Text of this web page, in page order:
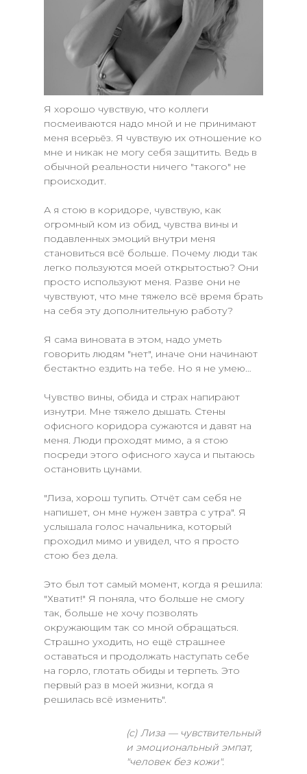
(с) Лиза — чувствительный
и эмоциональный эмпат,
"человек без кожи".
Я хорошо чувствую, что коллеги
посмеиваются надо мной и не принимают
меня всерьёз. Я чувствую их отношение ко
мне и никак не могу себя защитить. Ведь в
обычной реальности ничего "такого" не
происходит.
А я стою в коридоре, чувствую, как
огромный ком из обид, чувства вины и
подавленных эмоций внутри меня
становиться всё больше. Почему люди так
легко пользуются моей открытостью? Они
просто используют меня. Разве они не
чувствуют, что мне тяжело всё время брать
на себя эту дополнительную работу?
Я сама виновата в этом, надо уметь
говорить людям "нет", иначе они начинают
бестактно ездить на тебе. Но я не умею…
Чувство вины, обида и страх напирают
изнутри. Мне тяжело дышать. Стены
офисного коридора сужаются и давят на
меня. Люди проходят мимо, а я стою
посреди этого офисного хауса и пытаюсь
остановить цунами.
"Лиза, хорош тупить. Отчёт сам себя не
напишет, он мне нужен завтра с утра". Я
услышала голос начальника, который
проходил мимо и увидел, что я просто
стою без дела.
Это был тот самый момент, когда я решила:
"Хватит!" Я поняла, что больше не смогу
так, больше не хочу позволять
окружающим так со мной обращаться.
Страшно уходить, но ещё страшнее
оставаться и продолжать наступать себе
на горло, глотать обиды и терпеть. Это
первый раз в моей жизни, когда я
решилась всё изменить".